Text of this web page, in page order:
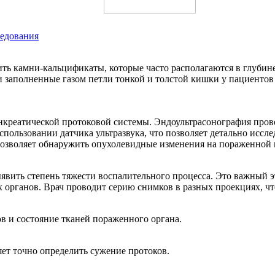
кальцификаты, которые часто располагаются в
заполненные газом петли тонкой и толстой кишки у
протоковой системы. Эндоультрасонография
датчика ультразвука, что позволяет детально
обнаружить опухолевидные изменения на
степень тяжести воспалительного процесса. Это
Врач проводит серию снимков в разных проекциях,
и состояние тканей пораженного органа.
точно определить сужение протоков.